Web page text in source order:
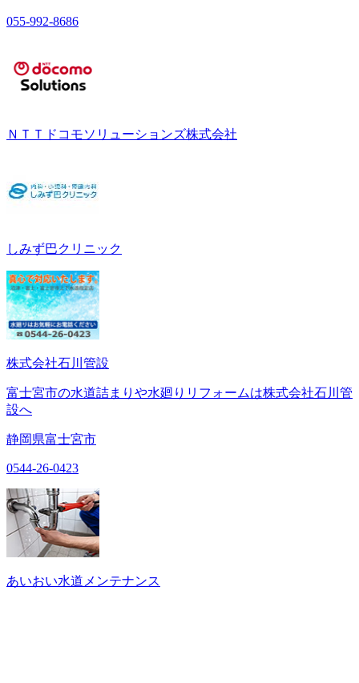
055-992-8686
ＮＴＴドコモソリューションズ株式会社
しみず巴クリニック
株式会社石川管設
富士宮市の水道詰まりや水廻りリフォームは株式会社石川管
設へ
静岡県富士宮市
0544-26-0423
あいおい水道メンテナンス